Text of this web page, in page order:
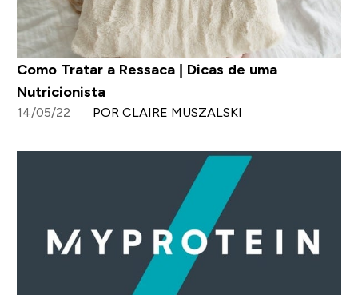
Como Tratar a Ressaca | Dicas de uma
Nutricionista
14/05/22 POR CLAIRE MUSZALSKI